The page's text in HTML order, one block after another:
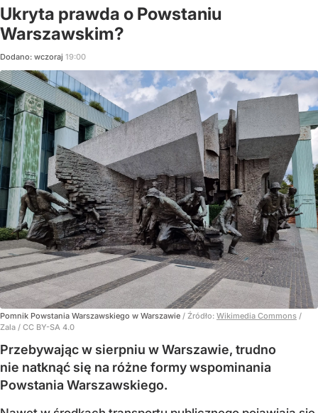
Ukryta prawda o Powstaniu
Warszawskim?
Dodano: wczoraj 19:00
Pomnik Powstania Warszawskiego w Warszawie / Źródło: Wikimedia Commons /
Zala / CC BY-SA 4.0
Przebywając w sierpniu w Warszawie, trudno
nie natknąć się na różne formy wspominania
Powstania Warszawskiego.